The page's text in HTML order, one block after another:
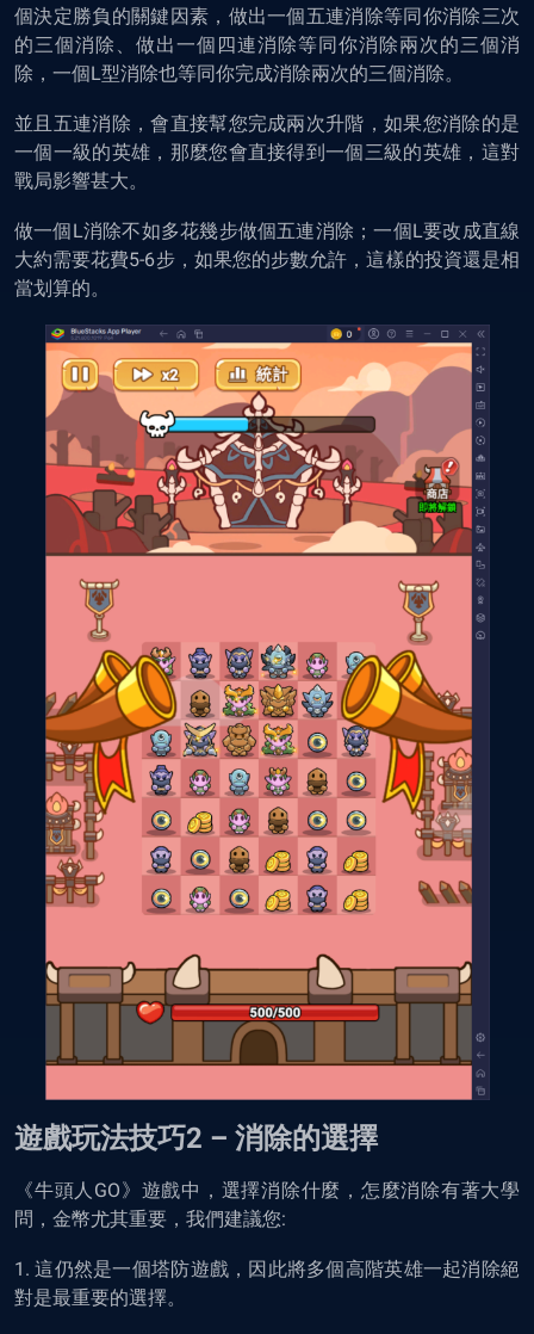
個決定勝負的關鍵因素，做出一個五連消除等同你消除三次
的三個消除、做出一個四連消除等同你消除兩次的三個消
除，一個L型消除也等同你完成消除兩次的三個消除。
並且五連消除，會直接幫您完成兩次升階，如果您消除的是
一個一級的英雄，那麼您會直接得到一個三級的英雄，這對
戰局影響甚大。
做一個L消除不如多花幾步做個五連消除；一個L要改成直線
大約需要花費5-6步，如果您的步數允許，這樣的投資還是相
當划算的。
遊戲玩法技巧2 – 消除的選擇
《牛頭人GO》遊戲中，選擇消除什麼，怎麼消除有著大學
問，金幣尤其重要，我們建議您:
1. 這仍然是一個塔防遊戲，因此將多個高階英雄一起消除絕
對是最重要的選擇。